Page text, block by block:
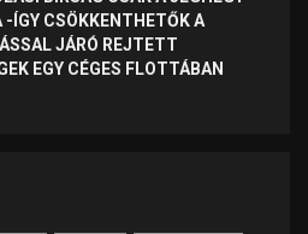
-ÍGY CSÖKKENTHETŐK A
JÁRÓ REJTETT
EGY CÉGES FLOTTÁBAN